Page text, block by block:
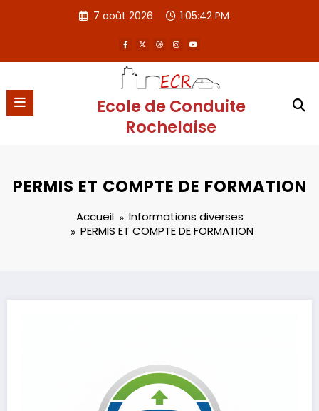
7 août 2026 1:05:42 PM
Ecole de Conduite
Rochelaise
PERMIS ET COMPTE DE FORMATION
Accueil
Informations diverses
PERMIS ET COMPTE DE FORMATION